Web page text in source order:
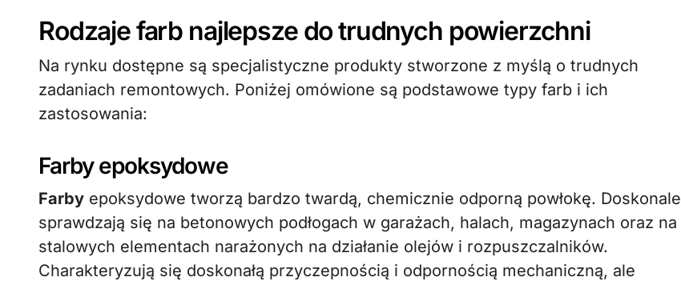
Rodzaje farb najlepsze do trudnych powierzchni
Na rynku dostępne są specjalistyczne produkty stworzone z myślą o trudnych
zadaniach remontowych. Poniżej omówione są podstawowe typy farb i ich
zastosowania:
Farby epoksydowe
Farby epoksydowe tworzą bardzo twardą, chemicznie odporną powłokę. Doskonale
sprawdzają się na betonowych podłogach w garażach, halach, magazynach oraz na
stalowych elementach narażonych na działanie olejów i rozpuszczalników.
Charakteryzują się doskonałą przyczepnością i odpornością mechaniczną, ale